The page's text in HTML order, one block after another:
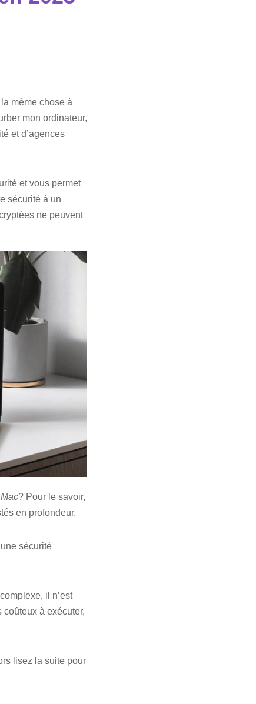
même chose à
mon ordinateur,
et d’agences
et vous permet
sécurité à un
ne peuvent
? Pour le savoir,
en profondeur.
sécurité
il n’est
coûteux à exécuter,
lisez la suite pour